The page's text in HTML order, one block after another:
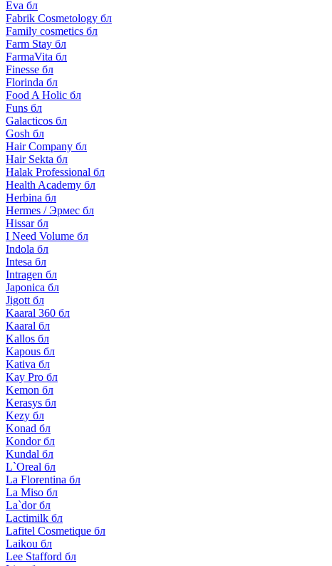
Eva бл
Fabrik Cosmetology бл
Family cosmetics бл
Farm Stay бл
FarmaVita бл
Finesse бл
Florinda бл
Food A Holic бл
Funs бл
Galacticos бл
Gosh бл
Hair Company бл
Hair Sekta бл
Halak Professional бл
Health Academy бл
Herbina бл
Hermes / Эрмес бл
Hissar бл
I Need Volume бл
Indola бл
Intesa бл
Intragen бл
Japonica бл
Jigott бл
Kaaral 360 бл
Kaaral бл
Kallos бл
Kapous бл
Kativa бл
Kay Pro бл
Kemon бл
Kerasys бл
Kezy бл
Konad бл
Kondor бл
Kundal бл
L`Oreal бл
La Florentina бл
La Miso бл
La`dor бл
Lactimilk бл
Lafitel Cosmetique бл
Laikou бл
Lee Stafford бл